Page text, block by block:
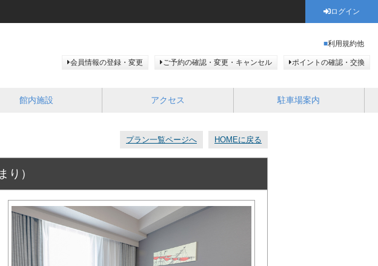
ログイン
利用規約他
会員情報の登録・変更 ご予約の確認・変更・キャンセル ポイントの確認・交換
館内施設 アクセス 駐車場案内
プラン一覧ページへ HOMEに戻る
り）